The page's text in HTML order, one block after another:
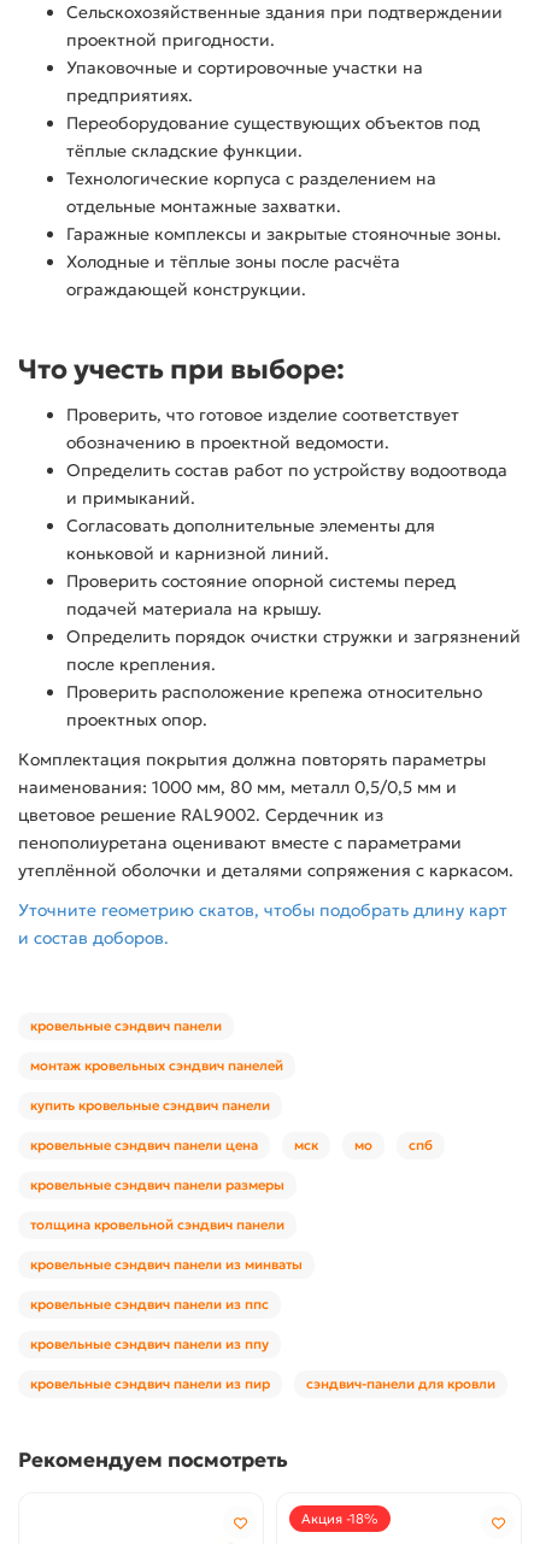
Сельскохозяйственные здания при подтверждении
проектной пригодности.
Упаковочные и сортировочные участки на
предприятиях.
Переоборудование существующих объектов под
тёплые складские функции.
Технологические корпуса с разделением на
отдельные монтажные захватки.
Гаражные комплексы и закрытые стояночные зоны.
Холодные и тёплые зоны после расчёта
ограждающей конструкции.
Что учесть при выборе:
Проверить, что готовое изделие соответствует
обозначению в проектной ведомости.
Определить состав работ по устройству водоотвода
и примыканий.
Согласовать дополнительные элементы для
коньковой и карнизной линий.
Проверить состояние опорной системы перед
подачей материала на крышу.
Определить порядок очистки стружки и загрязнений
после крепления.
Проверить расположение крепежа относительно
проектных опор.
Комплектация покрытия должна повторять параметры
наименования: 1000 мм, 80 мм, металл 0,5/0,5 мм и
цветовое решение RAL9002. Сердечник из
пенополиуретана оценивают вместе с параметрами
утеплённой оболочки и деталями сопряжения с каркасом.
Уточните геометрию скатов, чтобы подобрать длину карт
и состав доборов.
кровельные сэндвич панели
монтаж кровельных сэндвич панелей
купить кровельные сэндвич панели
кровельные сэндвич панели цена мск мо спб
кровельные сэндвич панели размеры
толщина кровельной сэндвич панели
кровельные сэндвич панели из минваты
кровельные сэндвич панели из ппс
кровельные сэндвич панели из ппу
кровельные сэндвич панели из пир сэндвич-панели для кровли
Рекомендуем посмотреть
Акция -18%